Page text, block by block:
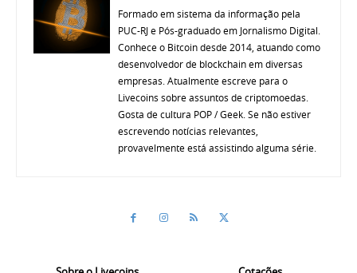
Formado em sistema da informação pela
PUC-RJ e Pós-graduado em Jornalismo Digital.
Conhece o Bitcoin desde 2014, atuando como
desenvolvedor de blockchain em diversas
empresas. Atualmente escreve para o
Livecoins sobre assuntos de criptomoedas.
Gosta de cultura POP / Geek. Se não estiver
escrevendo notícias relevantes,
provavelmente está assistindo alguma série.